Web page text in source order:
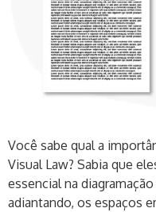
Você sabe qual a
Visual Law? Sabia que
essencial na
adiantando, os espaços